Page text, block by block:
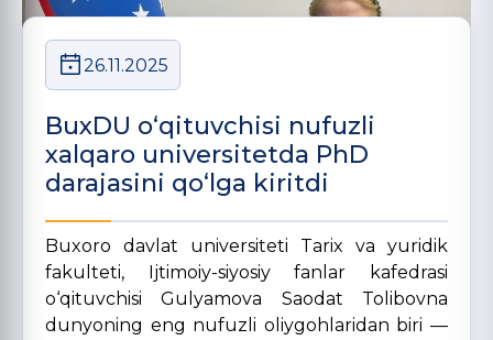
26.11.2025
BuxDU o‘qituvchisi nufuzli
xalqaro universitetda PhD
darajasini qo‘lga kiritdi
Buxoro davlat universiteti Tarix va yuridik
fakulteti, Ijtimoiy-siyosiy fanlar kafedrasi
o‘qituvchisi Gulyamova Saodat Tolibovna
dunyoning eng nufuzli oliygohlaridan biri —